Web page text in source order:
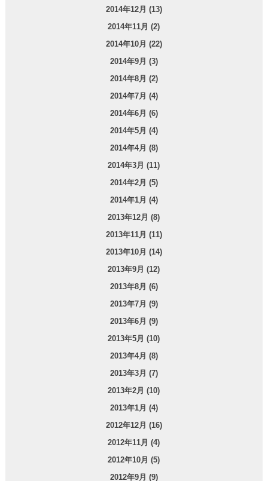
2014年12月 (13)
2014年11月 (2)
2014年10月 (22)
2014年9月 (3)
2014年8月 (2)
2014年7月 (4)
2014年6月 (6)
2014年5月 (4)
2014年4月 (8)
2014年3月 (11)
2014年2月 (5)
2014年1月 (4)
2013年12月 (8)
2013年11月 (11)
2013年10月 (14)
2013年9月 (12)
2013年8月 (6)
2013年7月 (9)
2013年6月 (9)
2013年5月 (10)
2013年4月 (8)
2013年3月 (7)
2013年2月 (10)
2013年1月 (4)
2012年12月 (16)
2012年11月 (4)
2012年10月 (5)
2012年9月 (9)